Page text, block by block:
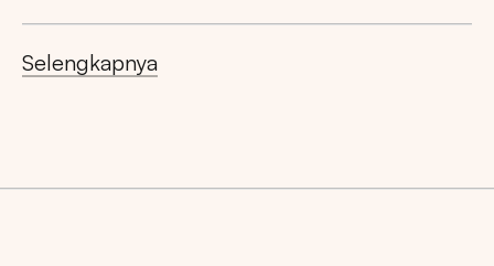
Selengkapnya